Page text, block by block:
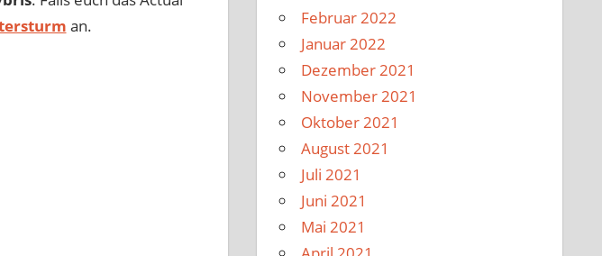
an.
Februar 2022
Januar 2022
Dezember 2021
November 2021
Oktober 2021
August 2021
Juli 2021
Juni 2021
Mai 2021